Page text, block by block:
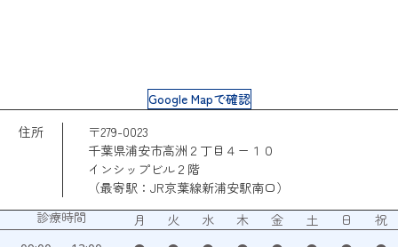
Google Mapで確認
住所
〒279-0023
千葉県浦安市高洲２丁目４ー１０
インシップビル２階
（最寄駅：JR京葉線新浦安駅南口）
診療時間
月 火 水 木 金 土 日 祝